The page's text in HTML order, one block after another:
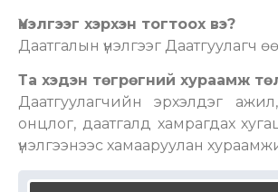
Үнэлгээг хэрхэн тогтоох вэ?
Даатгалын үнэлгээг Даатгуулагч
Та хэдэн төгрөгний хураамж
Даатгуулагчийн эрхэлдэг
онцлог, даатгалд хамрагдах
үнэлгээнээс хамааруулан